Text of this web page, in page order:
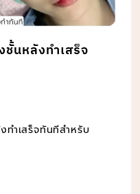
นหลังทำเสร็จ
ำเสร็จทันทีสำหรับ